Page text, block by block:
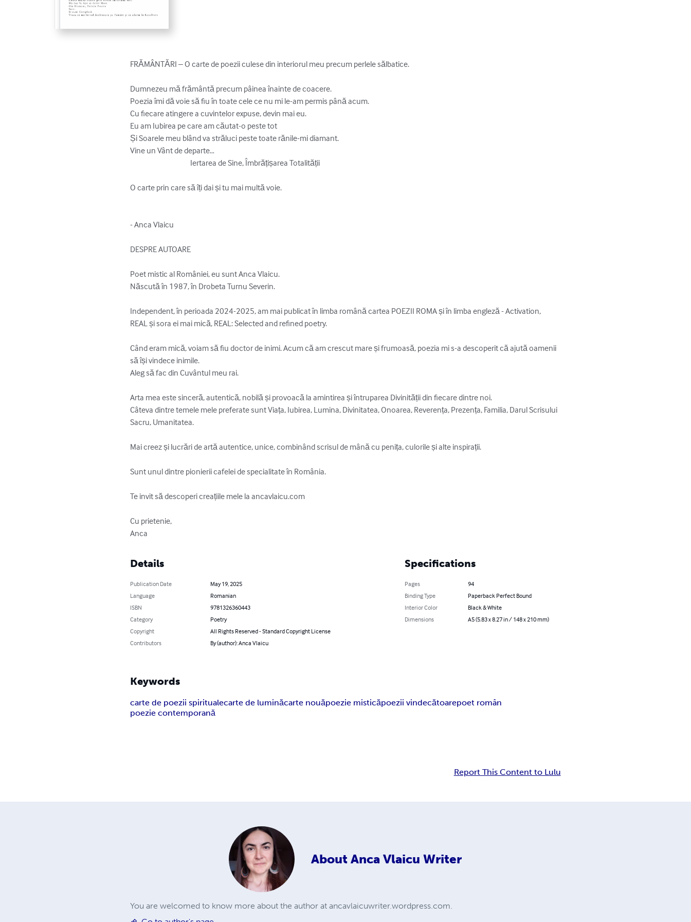
FRĂMÂNTĂRI – O carte de poezii culese din interiorul meu precum perlele sălbatice.
Dumnezeu mă frământă precum pâinea înainte de coacere.
Poezia îmi dă voie să fiu în toate cele ce nu mi le-am permis până acum.
Cu fiecare atingere a cuvintelor expuse, devin mai eu.
Eu am Iubirea pe care am căutat-o peste tot
Și Soarele meu blând va străluci peste toate rănile-mi diamant.
Vine un Vânt de departe…
O carte prin care să îți dai și tu mai multă voie.
- Anca Vlaicu
DESPRE AUTOARE
Poet mistic al României, eu sunt Anca Vlaicu.
Născută în 1987, în Drobeta Turnu Severin.
Independent, în perioada 2024-2025, am mai publicat în limba română cartea POEZII ROMA și în limba engleză - Activation,
REAL și sora ei mai mică, REAL: Selected and refined poetry.
Când eram mică, voiam să fiu doctor de inimi. Acum că am crescut mare și frumoasă, poezia mi s-a descoperit că ajută oamenii
să își vindece inimile.
Aleg să fac din Cuvântul meu rai.
Arta mea este sinceră, autentică, nobilă și provoacă la amintirea și întruparea Divinității din fiecare dintre noi.
Câteva dintre temele mele preferate sunt Viața, Iubirea, Lumina, Divinitatea, Onoarea, Reverența, Prezența, Familia, Darul Scrisului
Sacru, Umanitatea.
Mai creez și lucrări de artă autentice, unice, combinând scrisul de mână cu penița, culorile și alte inspirații.
Sunt unul dintre pionierii cafelei de specialitate în România.
Te invit să descoperi creațiile mele la ancavlaicu.com
Cu prietenie,
Anca
Details
Publication Date
May 19, 2025
Language
Romanian
ISBN
9781326360443
Category
Poetry
Copyright
All Rights Reserved - Standard Copyright License
Contributors
By (author): Anca Vlaicu
Specifications
Pages
94
Binding Type
Paperback Perfect Bound
Interior Color
Black & White
Dimensions
A5 (5.83 x 8.27 in / 148 x 210 mm)
Keywords
carte de poezii spiritualecarte de luminăcarte nouăpoezie misticăpoezii vindecătoarepoet român
poezie contemporană
Report This Content to Lulu
About Anca Vlaicu Writer
You are welcomed to know more about the author at ancavlaicuwriter.wordpress.com.